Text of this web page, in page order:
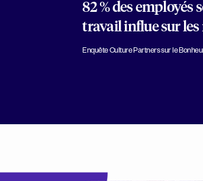
82 % des employés
travail influe sur les
Enquête Culture Partners sur le